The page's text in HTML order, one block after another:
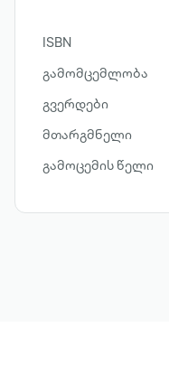
ISBN
გამომცემლობა
გვერდები
მთარგმნელი
გამოცემის წელი